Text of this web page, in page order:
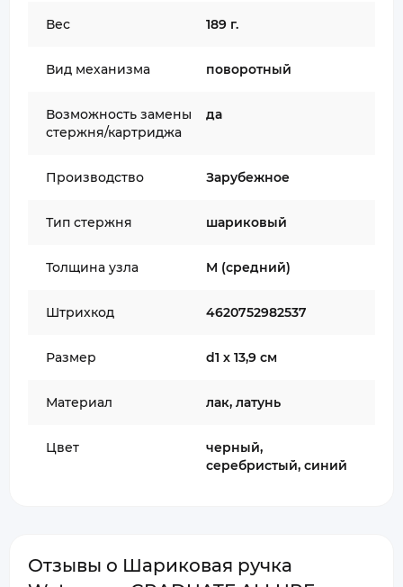
Вес 189 г.
Вид механизма поворотный
Возможность замены
стержня/картриджа
да
Производство Зарубежное
Тип стержня шариковый
Толщина узла M (средний)
Штрихкод 4620752982537
Размер d1 х 13,9 см
Материал лак, латунь
Цвет
черный,
серебристый, синий
Отзывы о Шариковая ручка